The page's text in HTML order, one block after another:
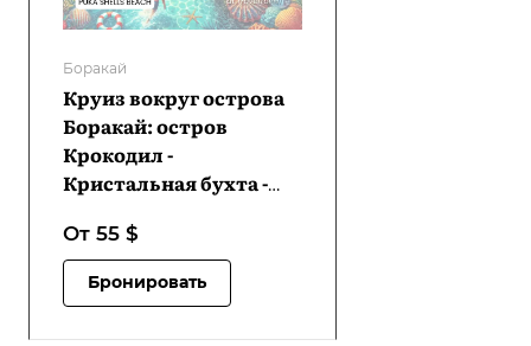
Боракай
Круиз вокруг острова
Боракай: остров
Крокодил -
Кристальная бухта -
BIHCICCPSB-D1
От 55 $
Бронировать